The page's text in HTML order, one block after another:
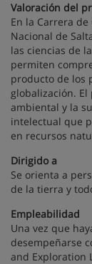
Valoración del
En la Carrera
Nacional de
las ciencias de
permiten
producto de los
globalización.
ambiental y la
intelectual que
en recursos
Dirigido a
Se orienta a
de la tierra y
Empleabilidad
Una vez que
desempeñarse
and Exploration